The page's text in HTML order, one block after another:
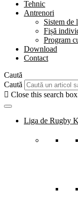
Tehnic
Antrenori
Sistem de
Fișă
Program
Download
Contact
Caută
Caută
Close this search
Liga de Rugby